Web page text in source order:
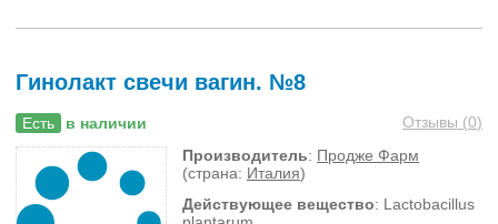
Гинолакт свечи вагин. №8
Есть в наличии Отзывы (0)
Производитель: Продже Фарм
(страна: Италия)
Действующее вещество: Lactobacillus